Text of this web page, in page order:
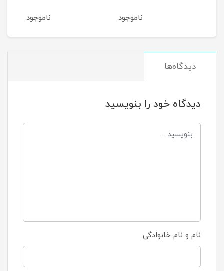
دیدگاه‌ها
دیدگاه خود را بنویسید
نام و نام خانوادگی